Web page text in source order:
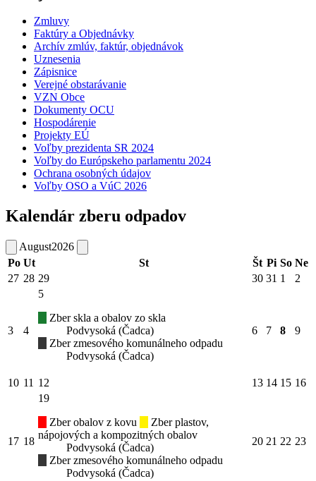
Zmluvy
Faktúry a Objednávky
Archív zmlúv, faktúr, objednávok
Uznesenia
Zápisnice
Verejné obstarávanie
VZN Obce
Dokumenty OCU
Hospodárenie
Projekty EÚ
Voľby prezidenta SR 2024
Voľby do Európskeho parlamentu 2024
Ochrana osobných údajov
Voľby OSO a VúC 2026
Kalendár zberu odpadov
August2026
Po Ut St Št Pi So Ne
27 28 29 30 31 1 2
3 4
5
Zber skla a obalov zo skla
Podvysoká (Čadca)
Zber zmesového komunálneho odpadu
Podvysoká (Čadca)
6 7 8 9
10 11 12 13 14 15 16
17 18
19
Zber obalov z kovu
Zber plastov,
nápojových a kompozitných obalov
Podvysoká (Čadca)
Zber zmesového komunálneho odpadu
Podvysoká (Čadca)
20 21 22 23